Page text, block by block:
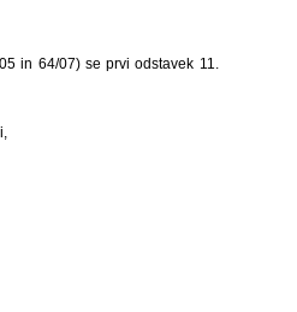
in 64/07) se prvi odstavek 11.